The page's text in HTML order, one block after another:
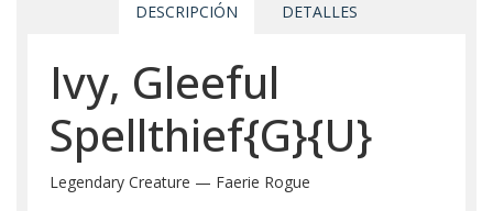
DESCRIPCIÓN DETALLES
Ivy, Gleeful
Spellthief{G}{U}
Legendary Creature — Faerie Rogue